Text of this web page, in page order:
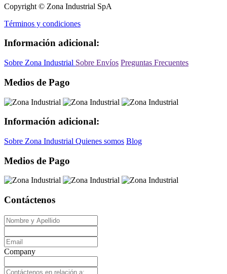
Copyright © Zona Industrial SpA
Términos y condiciones
Información adicional:
Sobre Zona Industrial Sobre Envíos Preguntas Frecuentes
Medios de Pago
Información adicional:
Sobre Zona Industrial Quienes somos Blog
Medios de Pago
Contáctenos
Company